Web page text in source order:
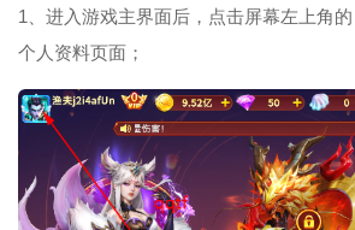
1、进入游戏主界面后，点击屏幕左上角
个人资料页面；